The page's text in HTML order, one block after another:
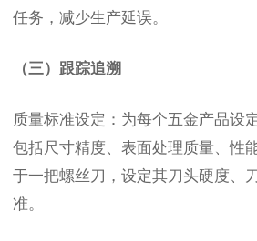
任务，减少生产延误。
（三）跟踪追溯
质量标准设定：为每个五金产品设
包括尺寸精度、表面处理质量、性
于一把螺丝刀，设定其刀头硬度、
准。